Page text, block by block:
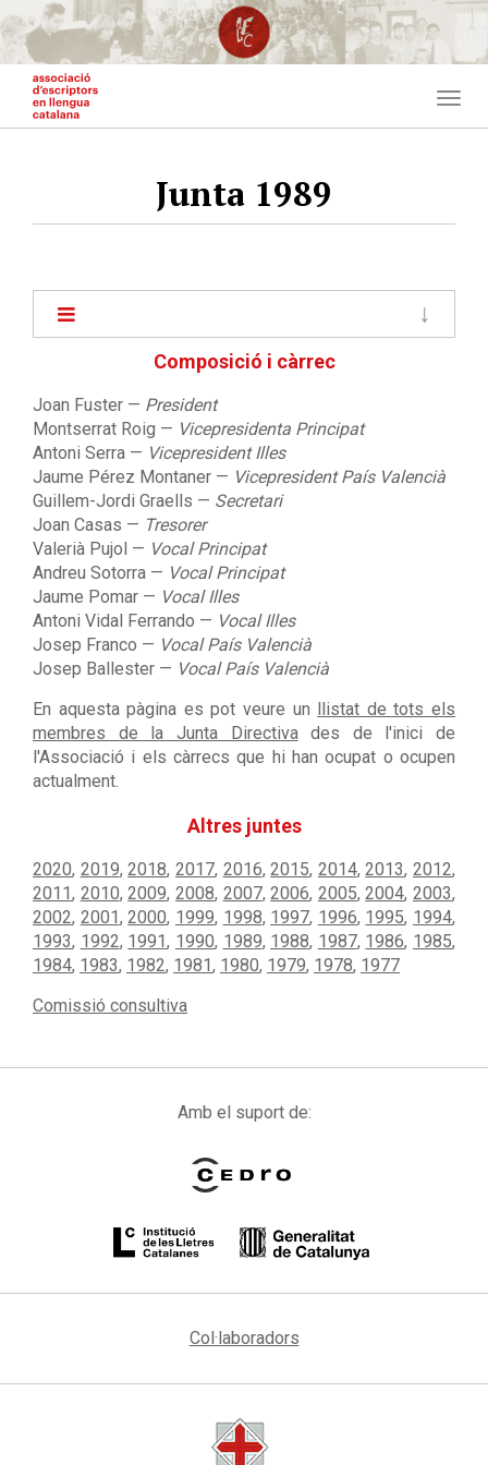
Vés
al
contingut
Junta 1989
navigation
Composició i càrrec
Joan Fuster — President
Montserrat Roig — Vicepresidenta Principat
Antoni Serra — Vicepresident Illes
Jaume Pérez Montaner — Vicepresident País Valencià
Guillem-Jordi Graells — Secretari
Joan Casas — Tresorer
Valerià Pujol — Vocal Principat
Andreu Sotorra — Vocal Principat
Jaume Pomar — Vocal Illes
Antoni Vidal Ferrando — Vocal Illes
Josep Franco — Vocal País Valencià
Josep Ballester — Vocal País Valencià
En aquesta pàgina es pot veure un llistat de tots els
membres de la Junta Directivades de l'inici de
l'Associació i els càrrecs que hi han ocupat o ocupen
actualment.
Altres juntes
2020, 2019,2018, 2017, 2016,2015, 2014,2013, 2012,
2011, 2010,2009, 2008, 2007,2006, 2005,2004, 2003,
2002, 2001,2000, 1999, 1998, 1997, 1996, 1995, 1994,
1993, 1992, 1991, 1990, 1989, 1988, 1987, 1986, 1985,
1984, 1983, 1982, 1981, 1980, 1979, 1978, 1977
Comissió consultiva
Amb el suport de:
Col·laboradors